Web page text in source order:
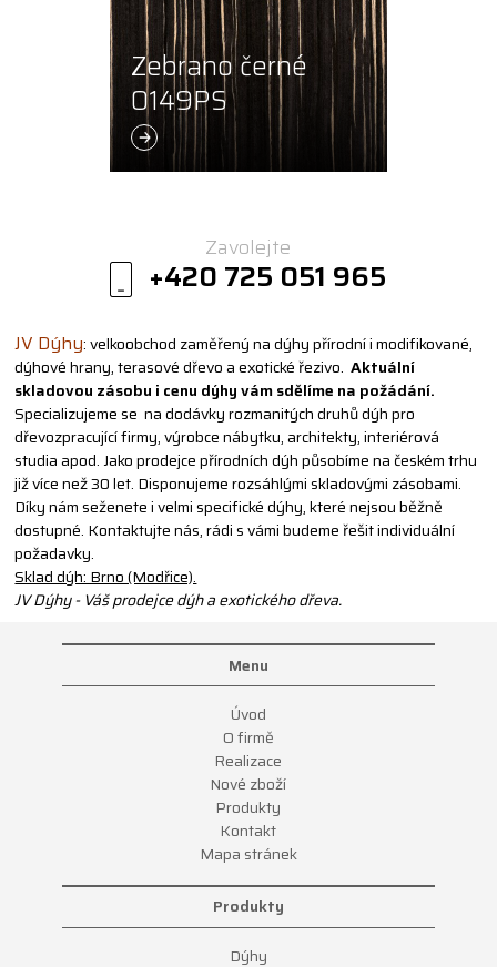
Zebrano černé
0149PS
Zavolejte
+420 725 051 965
JV Dýhy: velkoobchod zaměřený na dýhy přírodní i modifikované,
dýhové hrany, terasové dřevo a exotické řezivo.Aktuální
skladovou zásobu i cenu dýhy vám sdělíme na požádání.
Specializujeme se na dodávky rozmanitých druhů dýh pro
dřevozpracující firmy, výrobce nábytku, architekty, interiérová
studia apod. Jako prodejce přírodních dýh působíme na českém trhu
již více než 30 let. Disponujeme rozsáhlými skladovými zásobami.
Díky nám seženete i velmi specifické dýhy, které nejsou běžně
dostupné. Kontaktujte nás, rádi s vámi budeme řešit individuální
požadavky.
Sklad dýh: Brno (Modřice).
JV Dýhy - Váš prodejce dýh a exotického dřeva.
Menu
Úvod
O firmě
Realizace
Nové zboží
Produkty
Kontakt
Mapa stránek
Produkty
Dýhy